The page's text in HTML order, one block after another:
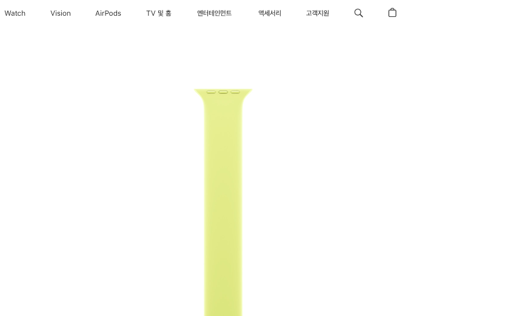
Watch Vision AirPods TV 및 홈 엔터테인먼트 액세서리 고객지원